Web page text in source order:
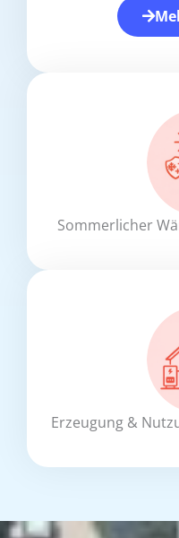
Sommerlicher
Erzeugung &